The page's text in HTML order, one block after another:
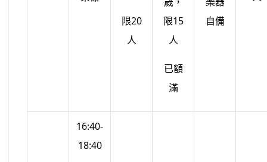
限20
人
限15
人
已額
滿
自備
16:40-
18:40